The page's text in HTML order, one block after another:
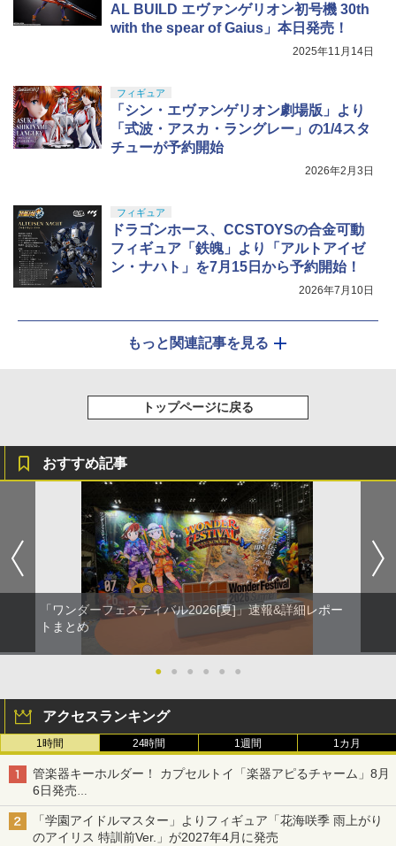
AL BUILD エヴァンゲリオン初号機 30th
with the spear of Gaius」本日発売！
2025年11月14日
フィギュア
「シン・エヴァンゲリオン劇場版」より
「式波・アスカ・ラングレー」の1/4スタ
チューが予約開始
2026年2月3日
フィギュア
ドラゴンホース、CCSTOYSの合金可動
フィギュア「鉄魄」より「アルトアイゼ
ン・ナハト」を7月15日から予約開始！
2026年7月10日
もっと関連記事を見る
トップページに戻る
おすすめ記事
「ワンダーフェスティバル2026[夏]」速報&詳細レポー
トまとめ
● ● ● ● ● ●
アクセスランキング
1時間 24時間 1週間 1カ月
管楽器キーホルダー！ カプセルトイ「楽器アピるチャーム」8月
6日発売
チューバ、テナサクなど5種各3色
「学園アイドルマスター」よりフィギュア「花海咲季 雨上がり
のアイリス 特訓前Ver.」が2027年4月に発売